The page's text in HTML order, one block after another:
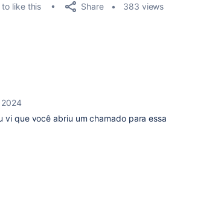
like this Share 383 views
vi que você abriu um chamado para essa